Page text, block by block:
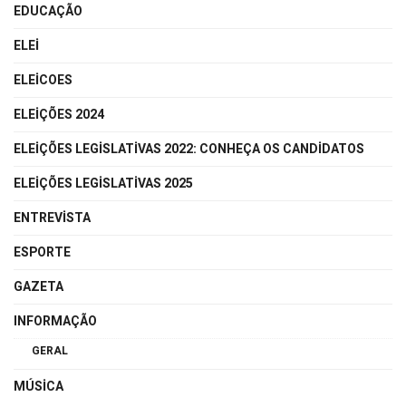
EDUCAÇÃO
ELEI
ELEICOES
ELEIÇÕES 2024
ELEIÇÕES LEGISLATIVAS 2022: CONHEÇA OS CANDIDATOS
ELEIÇÕES LEGISLATIVAS 2025
ENTREVISTA
ESPORTE
GAZETA
INFORMAÇÃO
GERAL
MÚSICA